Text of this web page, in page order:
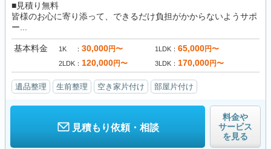
■見積り無料
皆様のお心に寄り添って、できるだけ負担がかからないようサポ
ー...
基本料金 1K 30,000円〜 1LDK 65,000円〜
2LDK 120,000円〜 3LDK 170,000円〜
遺品整理 生前整理 空き家片付け 部屋片付け
見積もり依頼・相談
料金や
サービス
を見る